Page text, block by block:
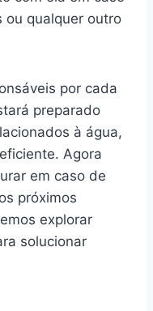
ou qualquer outro
por cada
preparado
à água,
Agora
em caso de
próximos
explorar
solucionar